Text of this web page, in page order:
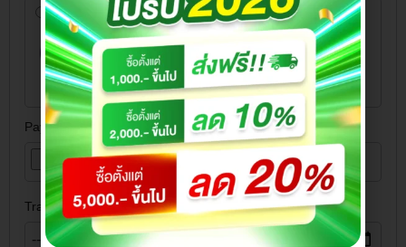
BANK NAME
ไทยพาณิชย์
ACCOUNT NO.
439-124435-3
ACCOUNT
NAME
บริษัท เอกสุวรรณเกษตร(2001)
จำกัด
Payment Slip
Transfer Date *